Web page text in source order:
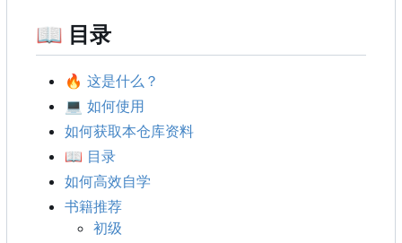
📖 目录
🔥 这是什么？
💻 如何使用
如何获取本仓库资料
📖 目录
如何高效自学
书籍推荐
初级